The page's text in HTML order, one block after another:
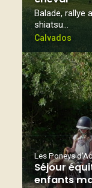
Balade, rallye
shiatsu…
Calvados
Les Poneys
Séjour
enfants